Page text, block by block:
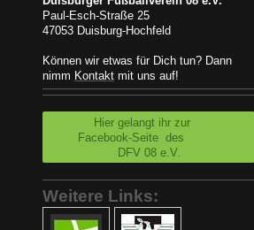
Paul-Esch-Straße 25
47053 Duisburg-Hochfeld
Können wir etwas für Dich tun? Dann
nimm Kontakt mit uns auf!
Hier gelangt ihr zur
Facebook-Seite des
DFV 08 e.V.
Weitere Links: